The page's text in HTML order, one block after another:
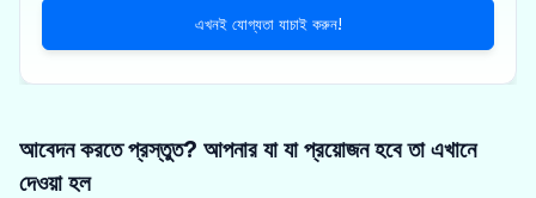
এখনই যোগ্যতা যাচাই করুন!
আবেদন করতে প্রস্তুত? আপনার যা যা প্রয়োজন হবে তা এখানে
দেওয়া হল